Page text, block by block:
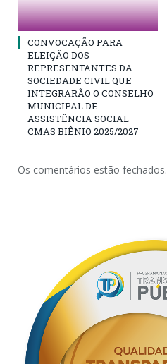
CONVOCAÇÃO PARA
ELEIÇÃO DOS
REPRESENTANTES DA
SOCIEDADE CIVIL QUE
INTEGRARÃO O CONSELHO
MUNICIPAL DE
ASSISTÊNCIA SOCIAL –
CMAS BIÊNIO 2025/2027
Os comentários estão fechados.